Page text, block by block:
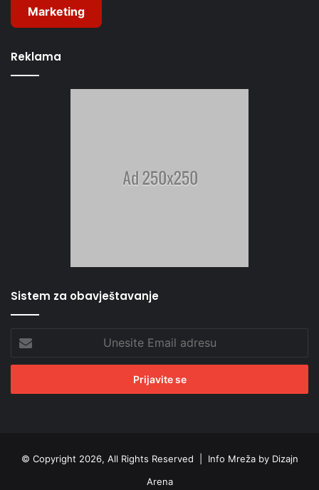
Marketing
Reklama
Sistem za obavještavanje
Email
adresu
© Copyright 2026, All Rights Reserved | Info Mreža by Dizajn
Arena